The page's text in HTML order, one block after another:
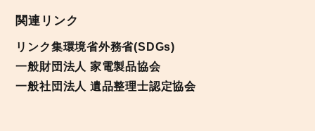
関連リンク
リンク集環境省外務省(SDGs)
一般財団法人 家電製品協会
一般社団法人 遺品整理士認定協会